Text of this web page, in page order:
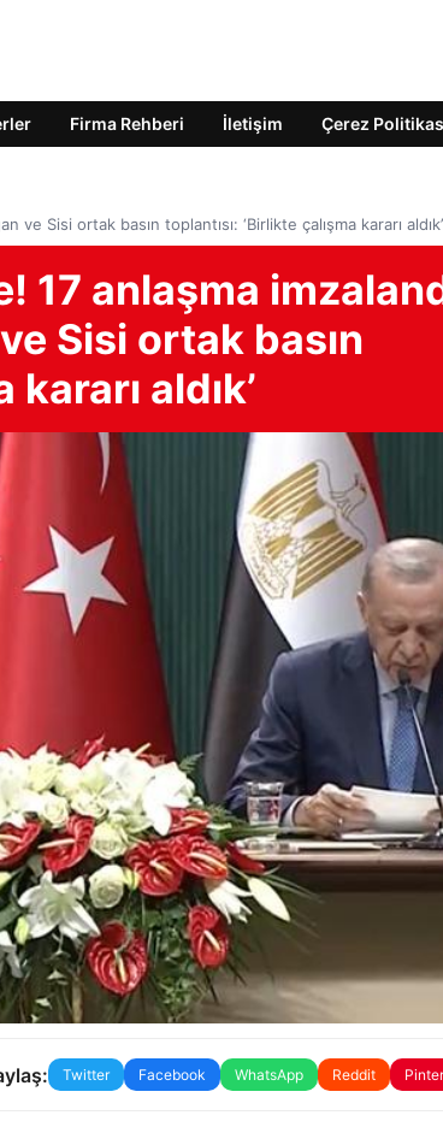
Firma Rehberi İletişim Çerez
ve Sisi ortak basın toplantısı: ‘Birlikte çalışma kararı aldık’
17 anlaşma
Sisi ortak basın
aldık’
Twitter Facebook WhatsApp Reddit